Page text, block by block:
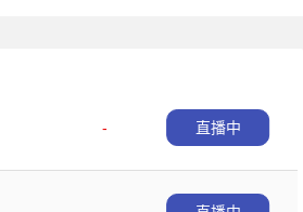
-
直播中